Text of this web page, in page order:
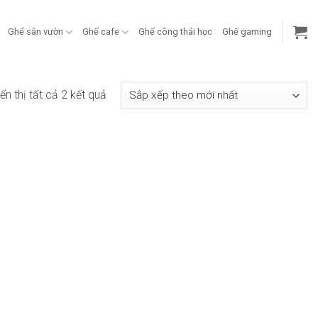
Ghế sân vườn Ghế cafe Ghế công thái học Ghế gaming
thị tất cả 2 kết quảĐã
sắp